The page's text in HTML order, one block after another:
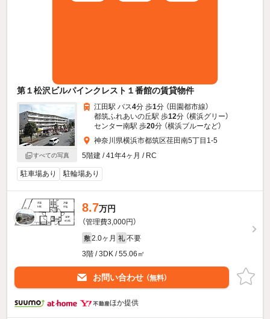
第１松沢ビルパインクレスト１番館の賃貸物件
すべての写真
江田駅 バス4分 歩1分 （田園都市線）
都筑ふれあいの丘駅 歩12分 （横浜グリー）
センター南駅 歩20分 （横浜ブルーなど）
神奈川県横浜市都筑区荏田南5丁目1-5
5階建 / 41年4ヶ月 / RC
駐車場あり 駐輪場あり
8.7万円
（管理費3,000円）
敷 2.0ヶ月 礼 不要
3階 / 3DK / 55.06㎡
お問い合わせ （無料）
ほか提供